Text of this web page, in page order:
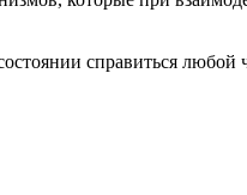
справиться